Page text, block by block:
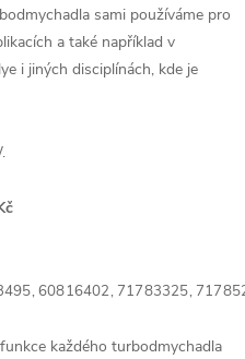
sami používáme pro
a také například v
i jiných disciplínách, kde je
60816402, 71783325,
každého turbodmychadla